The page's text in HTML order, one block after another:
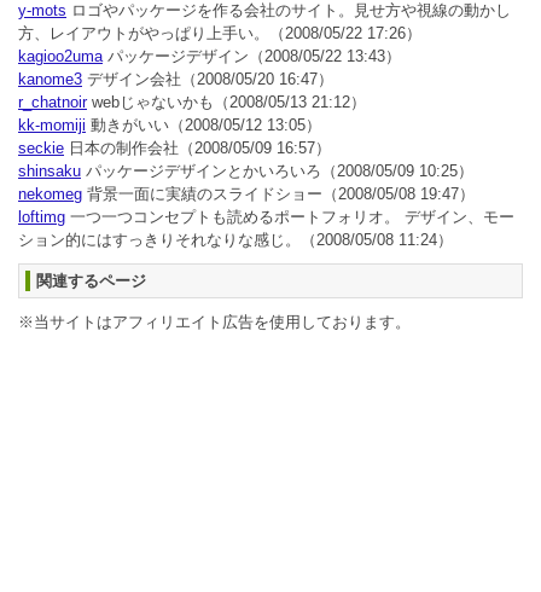
y-mots ロゴやパッケージを作る会社のサイト。見せ方や視線の動かし
方、レイアウトがやっぱり上手い。
（2008/05/22 17:26）
kagioo2umaパッケージデザイン （2008/05/22 13:43）
kanome3 デザイン会社 （2008/05/20 16:47）
r_chatnoirwebじゃないかも
（2008/05/13 21:12）
kk-momiji 動きがいい （2008/05/12 13:05）
seckie 日本の制作会社 （2008/05/09 16:57）
shinsaku パッケージデザインとかいろいろ （2008/05/09 10:25）
nekomeg 背景一面に実績のスライドショー （2008/05/08 19:47）
loftimg 一つ一つコンセプトも読めるポートフォリオ。 デザイン、モー
ション的にはすっきりそれなりな感じ。
（2008/05/08 11:24）
関連するページ
※当サイトはアフィリエイト広告を使用しております。